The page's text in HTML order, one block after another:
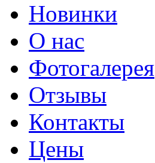
Новинки
О нас
Фотогалерея
Отзывы
Контакты
Цены